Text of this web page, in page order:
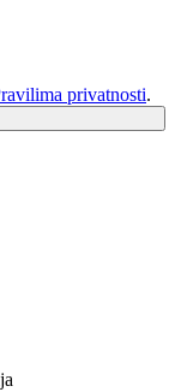
privatnosti.